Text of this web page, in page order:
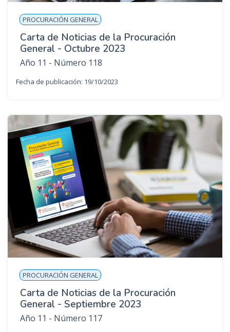
PROCURACIÓN GENERAL
Carta de Noticias de la Procuración
General - Octubre 2023
Año 11 - Número 118
Fecha de publicación: 19/10/2023
PROCURACIÓN GENERAL
Carta de Noticias de la Procuración
General - Septiembre 2023
Año 11 - Número 117